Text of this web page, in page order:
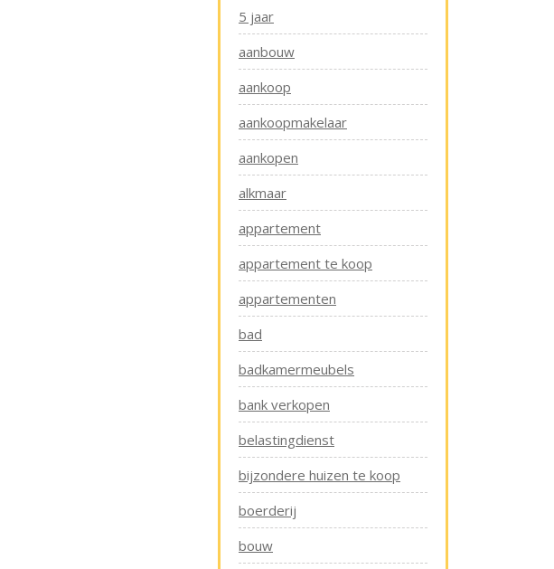
5 jaar
aanbouw
aankoop
aankoopmakelaar
aankopen
alkmaar
appartement
appartement te koop
appartementen
bad
badkamermeubels
bank verkopen
belastingdienst
bijzondere huizen te koop
boerderij
bouw